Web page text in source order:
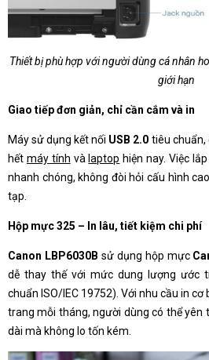
Thiết bị phù hợp với người dùng cá nhân
giới hạn
Giao tiếp đơn giản, chỉ cần cắm và in
Máy sử dụng kết nối USB 2.0 tiêu chuẩn,
hết máy tính và laptop hiện nay. Việc
nhanh chóng, không đòi hỏi cấu hình
tạp.
Hộp mực 325 – In lâu, tiết kiệm chi phí
Canon LBP6030B sử dụng hộp mực
dễ thay thế với mức dung lượng ước
chuẩn ISO/IEC 19752). Với nhu cầu in
trang mỗi tháng, người dùng có thể yên
dài mà không lo tốn kém.